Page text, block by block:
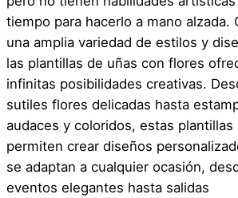
l
o
r
e
s
–
S
2
1
tiempo para hacerlo a mano alzada.
una amplia variedad de estilos y
las plantillas de uñas con flores
infinitas posibilidades creativas.
sutiles flores delicadas hasta
audaces y coloridos, estas plantillas
permiten crear diseños
se adaptan a cualquier ocasión,
eventos elegantes hasta salidas